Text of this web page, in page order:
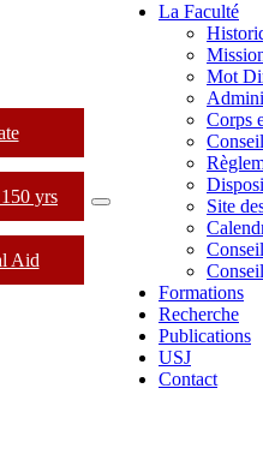
yrs
Aid
La Faculté
Mot
Corps
Site
Formations
Recherche
Publications
USJ
Contact